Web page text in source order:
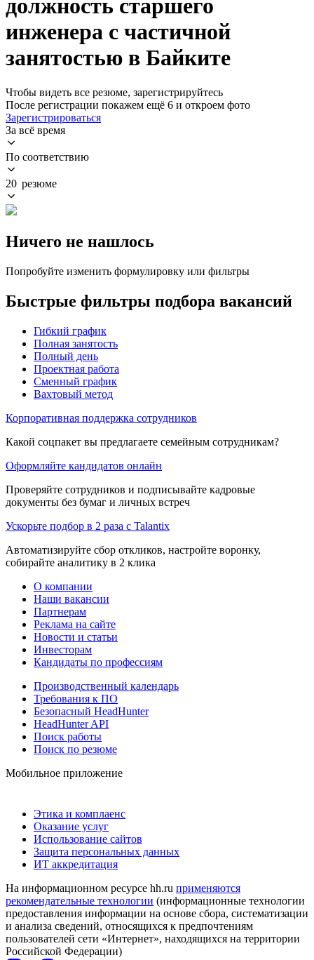
должность старшего
инженера с частичной
занятостью в Байките
Чтобы видеть все резюме, зарегистрируйтесь
После регистрации покажем ещё 6 и откроем фото
Зарегистрироваться
За всё время
По соответствию
20 резюме
Ничего не нашлось
Попробуйте изменить формулировку или фильтры
Быстрые фильтры подбора вакансий
Гибкий график
Полная занятость
Полный день
Проектная работа
Сменный график
Вахтовый метод
Корпоративная поддержка сотрудников
Какой соцпакет вы предлагаете семейным сотрудникам?
Оформляйте кандидатов онлайн
Проверяйте сотрудников и подписывайте кадровые
документы без бумаг и личных встреч
Ускорьте подбор в 2 раза с Talantix
Автоматизируйте сбор откликов, настройте воронку,
собирайте аналитику в 2 клика
О компании
Наши вакансии
Партнерам
Реклама на сайте
Новости и статьи
Инвесторам
Кандидаты по профессиям
Производственный календарь
Требования к ПО
Безопасный HeadHunter
HeadHunter API
Поиск работы
Поиск по резюме
Мобильное приложение
Этика и комплаенс
Оказание услуг
Использование сайтов
Защита персональных данных
ИТ аккредитация
На информационном ресурсе hh.ru применяются
рекомендательные технологии (информационные технологии
предоставления информации на основе сбора, систематизации
и анализа сведений, относящихся к предпочтениям
пользователей сети «Интернет», находящихся на территории
Российской Федерации)